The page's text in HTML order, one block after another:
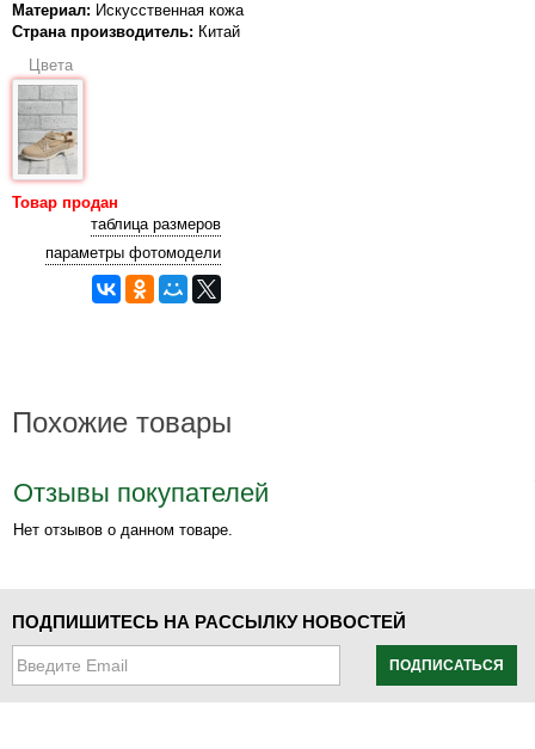
Материал: Искусственная кожа
Страна производитель: Китай
Цвета
Товар продан
таблица размеров
параметры фотомодели
Похожие товары
Отзывы покупателей
Нет отзывов о данном товаре.
ПОДПИШИТЕСЬ НА РАССЫЛКУ НОВОСТЕЙ
ПОДПИСАТЬСЯ